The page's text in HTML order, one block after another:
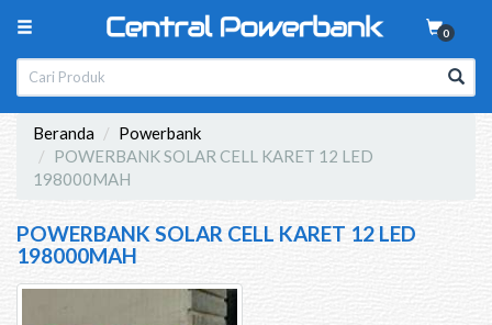
0
Beranda
Powerbank
POWERBANK SOLAR CELL KARET 12 LED
198000MAH
POWERBANK SOLAR CELL KARET 12 LED
198000MAH